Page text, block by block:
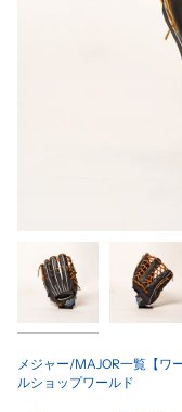
メジャー/MAJOR一覧【ワ
ルショップワールド